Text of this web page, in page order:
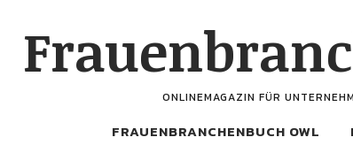
ONLINEMAGAZIN FÜR
FRAUENBRANCHENBUCH OWL